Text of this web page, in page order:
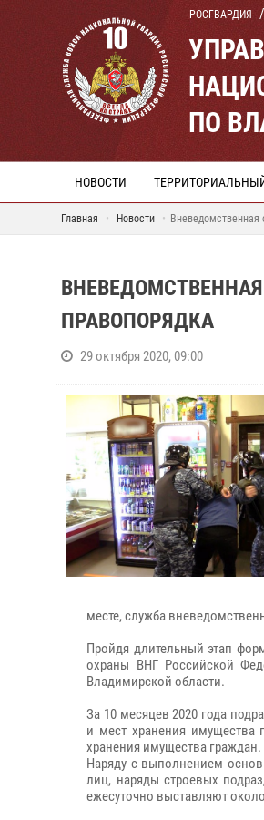
РОСГВАРДИЯ
ПО
НОВОСТИ
Главная Новости Вневедомственная
ПРАВОПОРЯДКА
29 октября 2020, 09:00
месте, служба
Пройдя длительный этап
охраны ВНГ Российской
Владимирской области.
За 10 месяцев 2020 года
и мест хранения имущества
хранения имущества граждан.
Наряду с выполнением
лиц, наряды строевых
ежесуточно выставляют